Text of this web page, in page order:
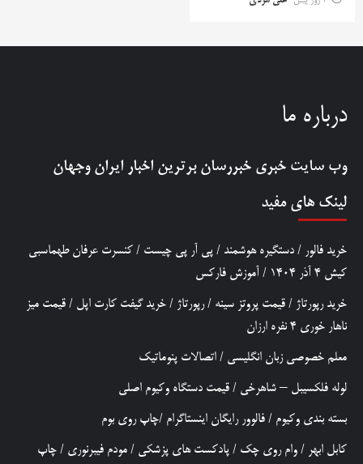
درباره ما
وب سایت خبری خبررسان برترین اخبار ایران وجهان
لینک های مفید
خرید فالور / دستگیره هوشمند / پی آر پی چیست / کنسرت عرفان طهماسبی
کیش 4 آذر 1404
/ آموزش فارکس
خرید رپورتاژ / قیمت پروتز سینه /رپورتاژ / خرید گیفت کارت اپل / قیمت میز
ناهار خوری 4 نفره ارزان
معلم خصوصی زبان انگلیسی / اتصالات پنوماتیک
لوله فلکسیبل – شاهرخی / قیمت دستگاه وکیوم اصلی
بسته بندی وکیوم / فالوور رایگان اینستاگرام /چاپ روی بوم
کابل ابهر / وام روی چک / پادکست های پزشکی / مودم فیبرنوری / چاپ